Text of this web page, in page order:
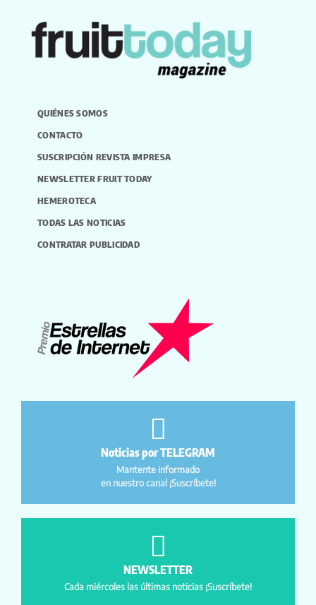
QUIÉNES SOMOS
CONTACTO
SUSCRIPCIÓN REVISTA IMPRESA
NEWSLETTER FRUIT TODAY
HEMEROTECA
TODAS LAS NOTICIAS
CONTRATAR PUBLICIDAD
Noticias por TELEGRAM
Mantente informado
en nuestro canal ¡Suscríbete!
NEWSLETTER
Cada miércoles las últimas noticias ¡Suscríbete!